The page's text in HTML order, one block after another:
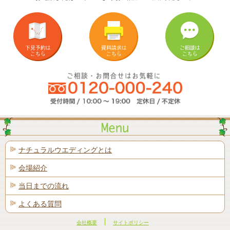
ナチュラルウエディングとは
会場紹介
当日までの流れ
よくある質問
会社概要 サイトポリシー